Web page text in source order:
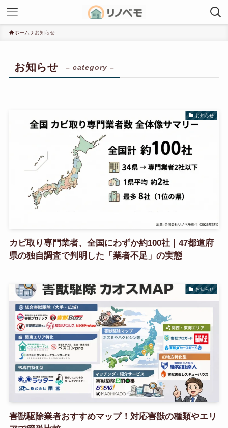
ホーム お知らせ
お知らせ – category –
お知らせ
カビ取り専門業者、全国にわずか約100社｜47都道府
県の独自調査で判明した「業者不足」の実態
お知らせ
害獣駆除業者おすすめマップ！対応害獣の種類やエリ